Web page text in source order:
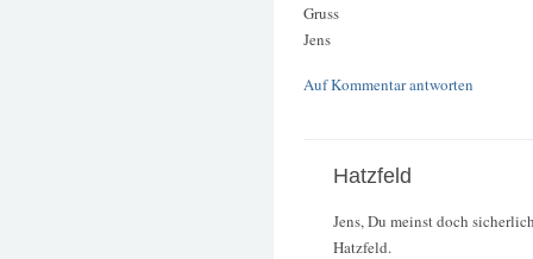
Gruss
Jens
Auf Kommentar antworten
Hatzfeld
Jens, Du meinst doch
Hatzfeld.